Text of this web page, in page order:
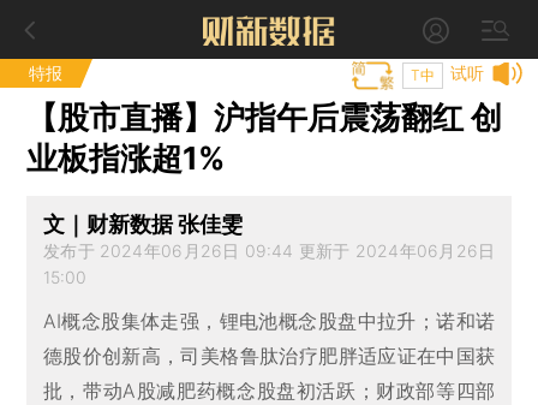
特报 试听
T中
【股市直播】沪指午后震荡翻红 创
业板指涨超1%
文｜财新数据 张佳雯
发布于 2024年06月26日 09:44 更新于 2024年06月26日
15:00
AI概念股集体走强，锂电池概念股盘中拉升；诺和诺
德股价创新高，司美格鲁肽治疗肥胖适应证在中国获
批，带动A股减肥药概念股盘初活跃；财政部等四部